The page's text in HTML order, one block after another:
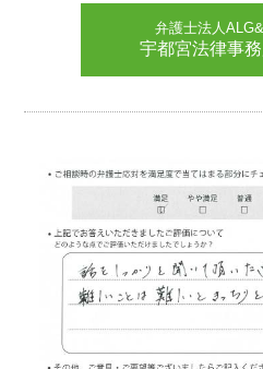
弁護士法人
宇都宮法律事